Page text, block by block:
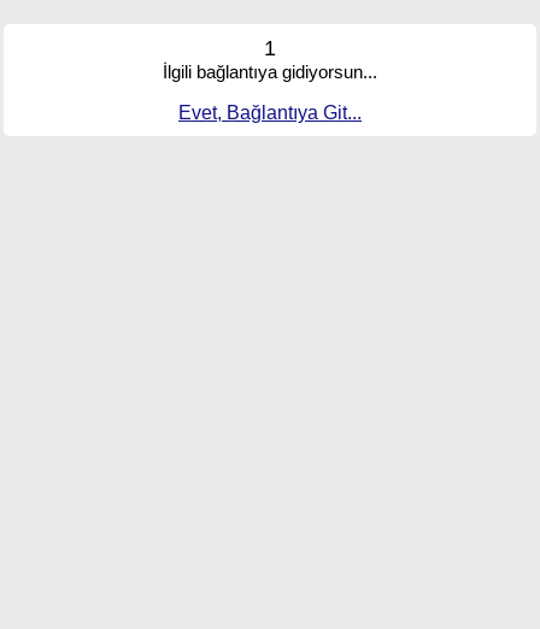
1
İlgili bağlantıya gidiyorsun...
Evet, Bağlantıya Git...